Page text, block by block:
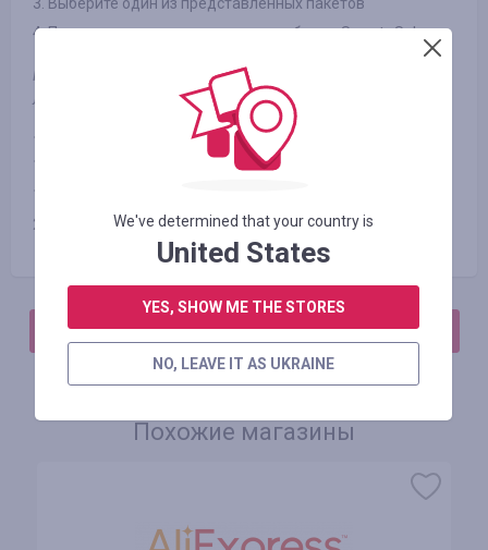
4. Проведите оплату и получите кешбек от Smarty.Sale
Примечания: кешбек осуществляется при первой покупке
любого пакета от FEX.net
1024 Гб на 3 мес. за 90.00 UAH
1024 Гб на 6 мес. за 180.00 UAH
1024 Гб на 12 мес. за 330.00 UAH
2048 Гб на 12 мес. за 990.00 UAH
АВТОРИЗИРУЙТЕСЬ, ЧТОБЫ ОСТАВИТЬ ОТЗЫВ
Похожие магазины
We've determined that your country is
United States
YES, SHOW ME THE STORES
NO, LEAVE IT AS UKRAINE